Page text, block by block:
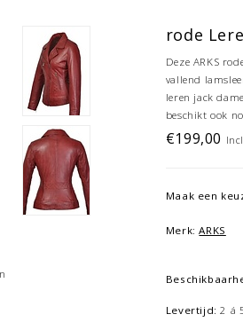
rode
Deze ARKS
vallend
leren jack
beschikt ook
€199,00
Maak een
Merk: ARKS
Levertijd: 2 á